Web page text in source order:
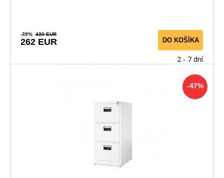
-39% 430 EUR
262 EUR DO KOŠÍKA
2 - 7 dní
-47%